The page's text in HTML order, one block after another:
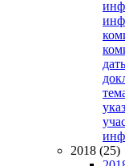
2018 (25)